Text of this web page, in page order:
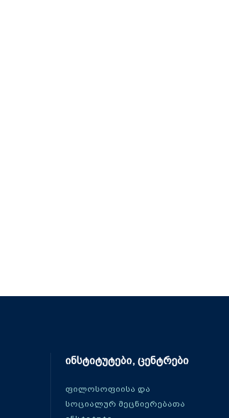
ინსტიტუტები, ცენტრები
ფილოსოფიისა და
სოციალურ მეცნიერებათა